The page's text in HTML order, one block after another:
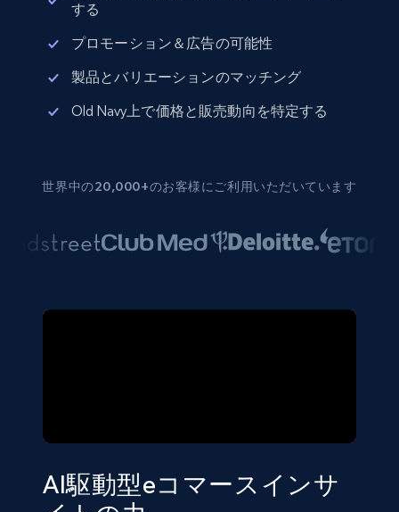
する
プロモーション＆広告の可能性
製品とバリエーションのマッチング
Old Navy上で価格と販売動向を特定する
世界中の20,000+のお客様にご利用いただいています
AI駆動型eコマースインサ